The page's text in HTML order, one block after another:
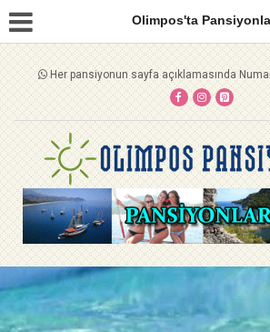
Olimpos'ta
Her pansiyonun sayfa açıklamasında